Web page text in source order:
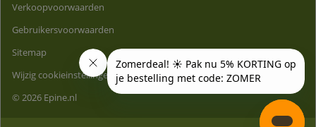
Verkoopvoorwaarden
Gebruikersvoorwaarden
Sitemap
Wijzig cookieinstellingen
© 2026 Epine.nl